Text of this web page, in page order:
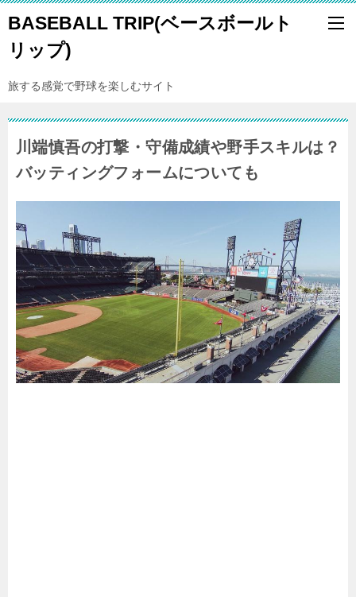
BASEBALL TRIP(ベースボールト
リップ)
旅する感覚で野球を楽しむサイト
川端慎吾の打撃・守備成績や野手スキルは？
バッティングフォームについても